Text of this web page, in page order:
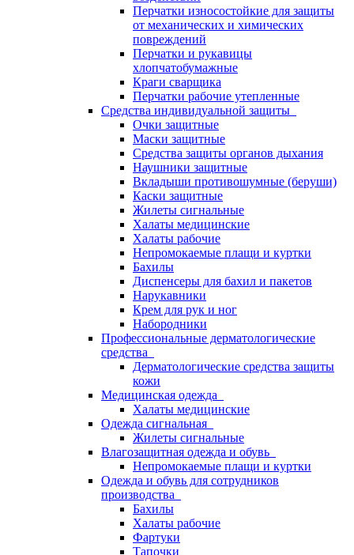
Перчатки износостойкие для защиты
от механических и химических
повреждений
Перчатки и рукавицы
хлопчатобумажные
Краги сварщика
Перчатки рабочие утепленные
Средства индивидуальной защиты
Очки защитные
Маски защитные
Средства защиты органов дыхания
Наушники защитные
Вкладыши противошумные (беруши)
Каски защитные
Жилеты сигнальные
Халаты медицинские
Халаты рабочие
Непромокаемые плащи и куртки
Бахилы
Диспенсеры для бахил и пакетов
Нарукавники
Крем для рук и ног
Набородники
Профессиональные дерматологические
средства
Дерматологические средства защиты
кожи
Медицинская одежда
Халаты медицинские
Одежда сигнальная
Жилеты сигнальные
Влагозащитная одежда и обувь
Непромокаемые плащи и куртки
Одежда и обувь для сотрудников
производства
Бахилы
Халаты рабочие
Фартуки
Тапочки